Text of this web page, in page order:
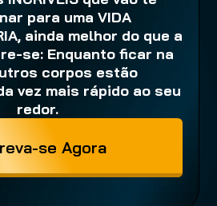
para uma VIDA
ainda melhor do que a
se: Enquanto ficar na
corpos estão
vez mais rápido ao seu
redor.
se Agora